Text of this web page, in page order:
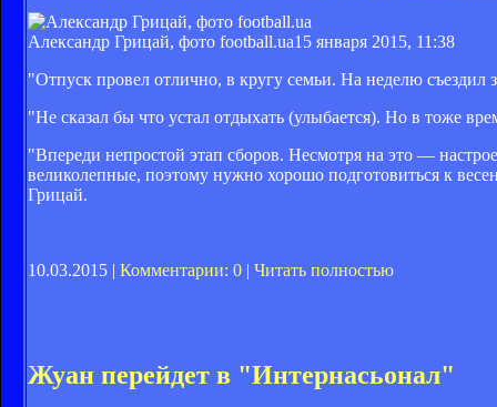
Александр Грицай, фото football.ua15 января 2015, 11:38
"Отпуск провел отлично, в кругу семьи. На неделю
"Не сказал бы что устал отдыхать (улыбается). Но в тоже
"Впереди непростой этап сборов. Несмотря на это —
великолепные, поэтому нужно хорошо подготовиться к
Грицай.
10.03.2015 | Комментарии: 0 | Читать полностью
Жуан перейдет в "Интернасьонал"